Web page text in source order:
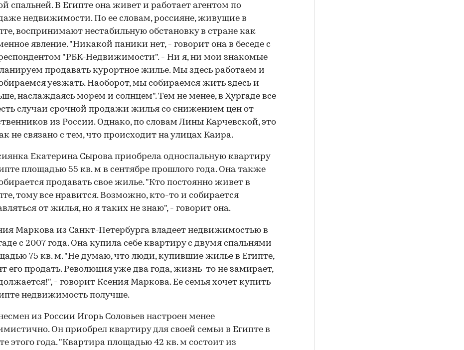
спальней. В Египте она живет и работает агентом по
недвижимости. По ее словам, россияне, живущие в
воспринимают нестабильную обстановку в стране как
явление. "Никакой паники нет, - говорит она в беседе с
"РБК-Недвижимости". - Ни я, ни мои знакомые
продавать курортное жилье. Мы здесь работаем и
уезжать. Наоборот, мы собираемся жить здесь и
наслаждаясь морем и солнцем". Тем не менее, в Хургаде все
случаи срочной продажи жилья со снижением цен от
из России. Однако, по словам Лины Карчевской, это
не связано с тем, что происходит на улицах Каира.
Екатерина Сырова приобрела односпальную квартиру
площадью 55 кв. м в сентябре прошлого года. Она также
продавать свое жилье. "Кто постоянно живет в
тому все нравится. Возможно, кто-то и собирается
от жилья, но я таких не знаю", - говорит она.
Маркова из Санкт-Петербурга владеет недвижимостью в
с 2007 года. Она купила себе квартиру с двумя спальнями
75 кв. м. "Не думаю, что люди, купившие жилье в Египте,
его продать. Революция уже два года, жизнь-то не замирает,
- говорит Ксения Маркова. Ее семья хочет купить
недвижимость получше.
из России Игорь Соловьев настроен менее
Он приобрел квартиру для своей семьи в Египте в
этого года. "Квартира площадью 42 кв. м состоит из